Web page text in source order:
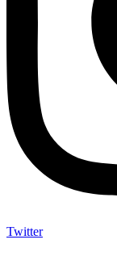
Twitter